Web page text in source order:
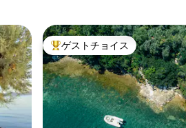
大好評のゲストチョイスです。
ゲストチョイス